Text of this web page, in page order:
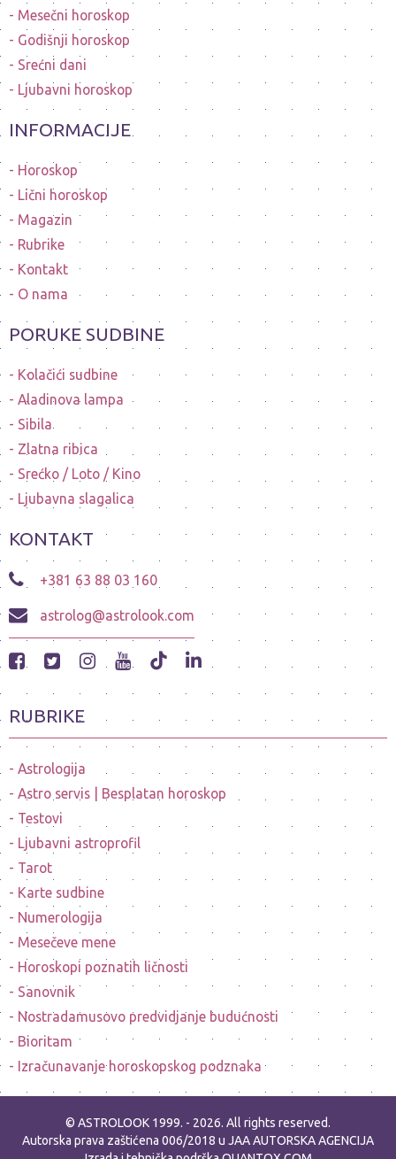
Mesečni horoskop
Godišnji horoskop
Srećni dani
Ljubavni horoskop
INFORMACIJE
Horoskop
Lični horoskop
Magazin
Rubrike
Kontakt
O nama
PORUKE SUDBINE
Kolačići sudbine
Aladinova lampa
Sibila
Zlatna ribica
Srećko / Loto / Kino
Ljubavna slagalica
KONTAKT
+381 63 88 03 160
astrolog@astrolook.com
RUBRIKE
Astrologija
Astro servis | Besplatan horoskop
Testovi
Ljubavni astroprofil
Tarot
Karte sudbine
Numerologija
Mesečeve mene
Horoskopi poznatih ličnosti
Sanovnik
Nostradamusovo predvidjanje budućnosti
Bioritam
Izračunavanje horoskopskog podznaka
© ASTROLOOK 1999. - 2026. All rights reserved.
Autorska prava zaštićena 006/2018 u JAAAUTORSKA AGENCIJA